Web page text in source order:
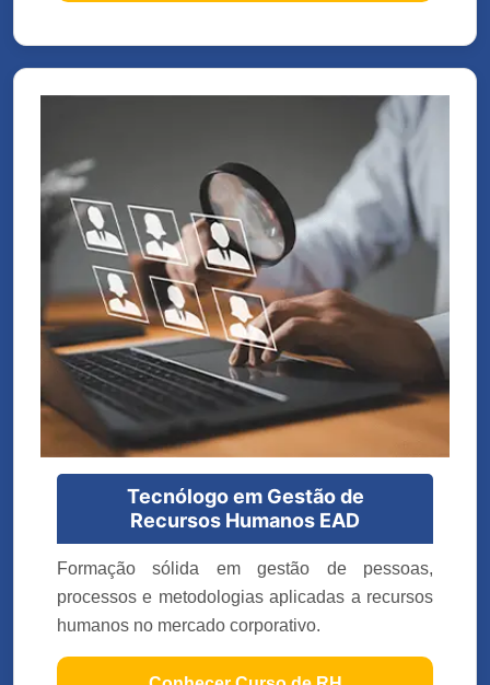
Tecnólogo em Gestão de
Recursos Humanos EAD
Formação sólida em gestão de pessoas,
processos e metodologias aplicadas a recursos
humanos no mercado corporativo.